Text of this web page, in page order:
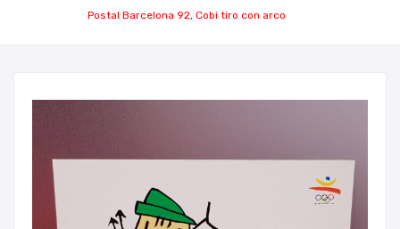
Postal Barcelona 92, Cobi tiro con arco